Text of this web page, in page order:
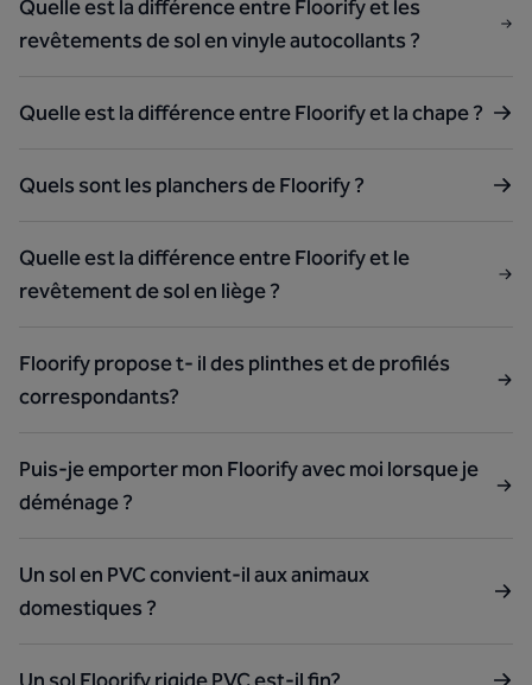
Quelle est la différence entre Floorify et les
revêtements de sol en vinyle autocollants ?
Quelle est la différence entre Floorify et la chape ?
Quels sont les planchers de Floorify ?
Quelle est la différence entre Floorify et le
revêtement de sol en liège ?
Floorify propose t- il des plinthes et de profilés
correspondants?
Puis-je emporter mon Floorify avec moi lorsque je
déménage ?
Un sol en PVC convient-il aux animaux
domestiques ?